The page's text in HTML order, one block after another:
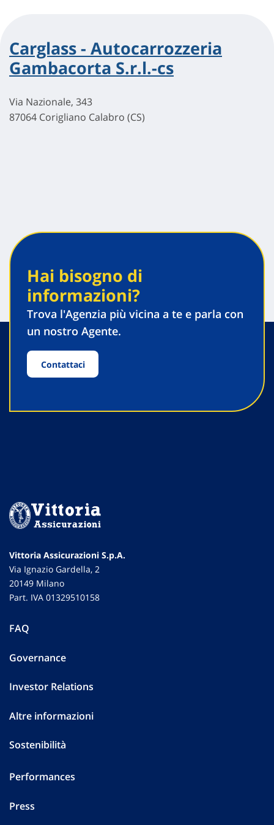
Carglass - Autocarrozzeria
Gambacorta S.r.l.-cs
Via Nazionale, 343
87064 Corigliano Calabro (CS)
Hai bisogno di
informazioni?
Trova l'Agenzia più vicina a te e parla con
un nostro Agente.
Contattaci
Vittoria Assicurazioni S.p.A.
Via Ignazio Gardella, 2
20149 Milano
Part. IVA 01329510158
FAQ
Governance
Investor Relations
Altre informazioni
Sostenibilità
Performances
Press